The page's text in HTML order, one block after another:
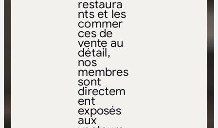
restaura
nts et les
commer
ces de
vente au
détail,
nos
membres
sont
directem
ent
exposés
aux